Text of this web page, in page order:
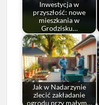
Inwestycja w
przyszłość: nowe
mieszkania w
Grodzisku…
Jak w Nadarzynie
zlecić zakładanie
ogrodu przy małym…